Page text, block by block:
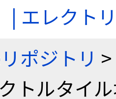
| エレクト
ポジトリ >
トルタイ